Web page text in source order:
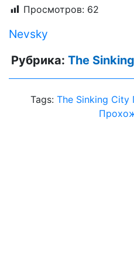
Просмотров: 62
Nevsky
Рубрика: The
Tags: The Sinking City